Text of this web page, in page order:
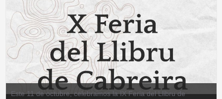
Este 11 de octubre, celebramos la IX Feria del Llibru de